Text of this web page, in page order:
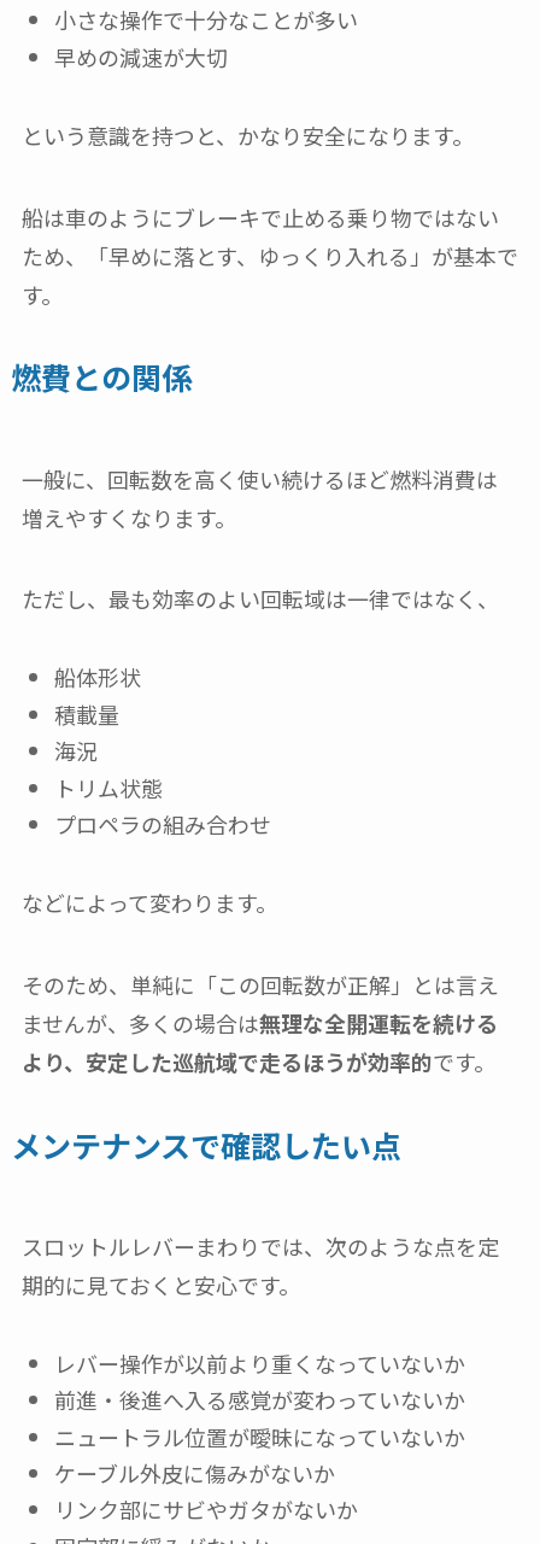
小さな操作で十分なことが多い
早めの減速が大切
という意識を持つと、かなり安全になります。
船は車のようにブレーキで止める乗り物ではない
ため、「早めに落とす、ゆっくり入れる」が基本で
す。
燃費との関係
一般に、回転数を高く使い続けるほど燃料消費は
増えやすくなります。
ただし、最も効率のよい回転域は一律ではなく、
船体形状
積載量
海況
トリム状態
プロペラの組み合わせ
などによって変わります。
そのため、単純に「この回転数が正解」とは言え
ませんが、多くの場合は無理な全開運転を続ける
より、安定した巡航域で走るほうが効率的です。
メンテナンスで確認したい点
スロットルレバーまわりでは、次のような点を定
期的に見ておくと安心です。
レバー操作が以前より重くなっていないか
前進・後進へ入る感覚が変わっていないか
ニュートラル位置が曖昧になっていないか
ケーブル外皮に傷みがないか
リンク部にサビやガタがないか